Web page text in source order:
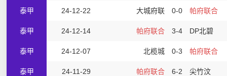
泰甲 24-12-22 大城府联 0-0 帕府联合
泰甲 24-12-14 帕府联合 3-4 DP北碧
泰甲 24-12-07 北榄城 0-3 帕府联合
泰甲 24-11-29 帕府联合 6-2 尖竹汶